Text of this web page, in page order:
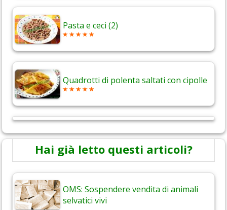
Pasta e ceci (2)
Quadrotti di polenta saltati con cipolle
Hai già letto questi articoli?
OMS: Sospendere vendita di animali
selvatici vivi